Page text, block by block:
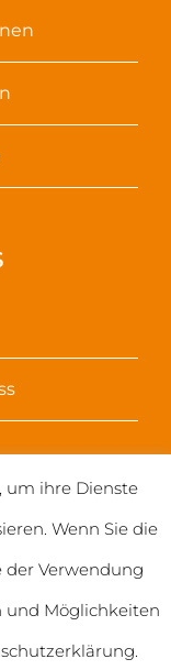
um ihre Dienste
Wenn Sie die
der Verwendung
und Möglichkeiten